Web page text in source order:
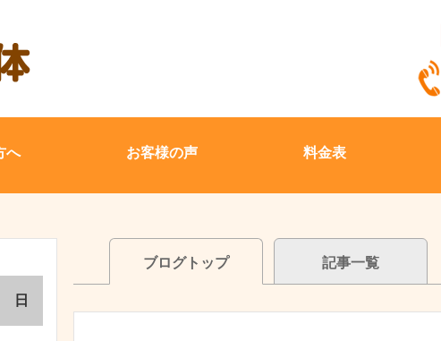
へ お客様の声 料金表
ブログトップ 記事一覧
日